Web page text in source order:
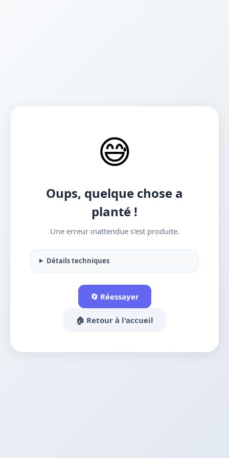
😅
Oups, quelque chose a
planté !
Une erreur inattendue s'est produite.
Détails techniques
🔄 Réessayer
🏠 Retour à l'accueil